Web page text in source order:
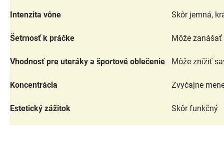
Intenzita vône Skôr jemná,
Šetrnosť k práčke Môže
Vhodnosť pre uteráky a športové oblečenie Môže znížiť
Koncentrácia Zvyčajne
Estetický zážitok Skôr funkčný